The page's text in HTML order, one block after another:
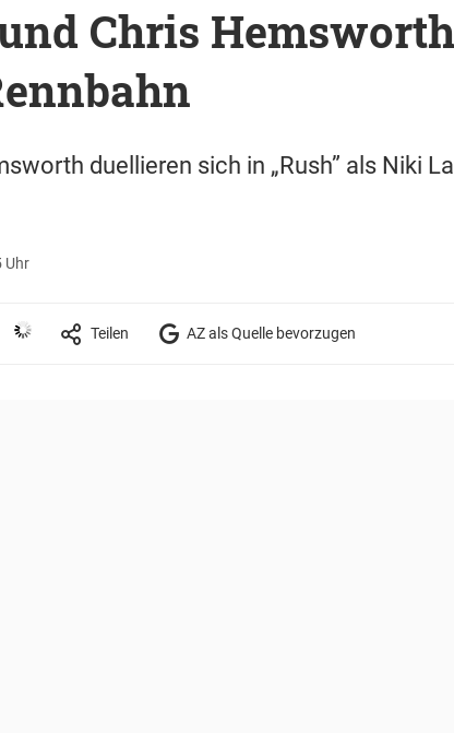
Chris
duellieren sich in „Rush” als Niki
Uhr
Teilen AZ als Quelle bevorzugen